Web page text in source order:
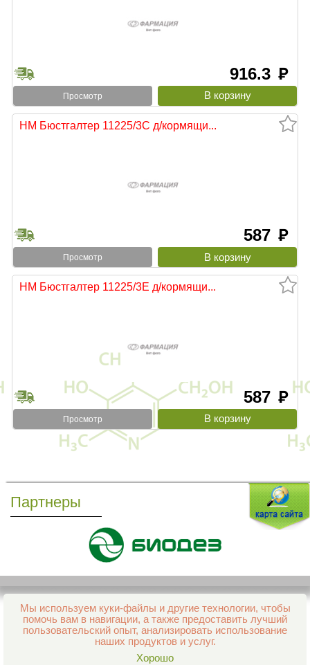
916.3 руб
Просмотр
НМ Бюстгалтер 11225/3С д/кормящи...
587 руб
Просмотр
НМ Бюстгалтер 11225/3Е д/кормящи...
587 руб
Просмотр
Партнеры
Мы используем куки-файлы и другие технологии, чтобы
помочь вам в навигации, а также предоставить лучший
пользовательский опыт, анализировать использование
наших продуктов и услуг.
Хорошо
Все права защищены и охраняются законом
© 2013–2026 Интернет-аптека Фармация
support@aptekapenza.ru
Телефон: Служба обработки заказов 99-98-28